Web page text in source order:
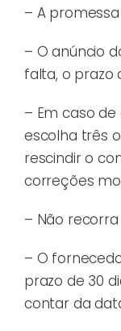
– A
– O anúncio
falta, o prazo
– Em caso
escolha três
rescindir o
correções
– Não
– O
prazo de 30
contar da